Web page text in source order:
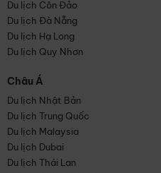
Du lịch Côn Đảo
Du lịch Đà Nẵng
Du lịch Hạ Long
Du lịch Quy Nhơn
Châu Á
Du lịch Nhật Bản
Du lịch Trung Quốc
Du lịch Malaysia
Du lịch Dubai
Du lịch Thái Lan